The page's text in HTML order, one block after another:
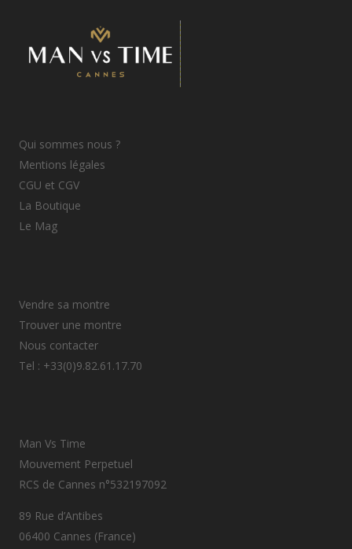
Qui sommes nous ?
Mentions légales
CGU et CGV
La Boutique
Le Mag
Vendre sa montre
Trouver une montre
Nous contacter
Tel : +33(0)9.82.61.17.70
Man Vs Time
Mouvement Perpetuel
RCS de Cannes n°532197092
89 Rue d’Antibes
06400 Cannes (France)